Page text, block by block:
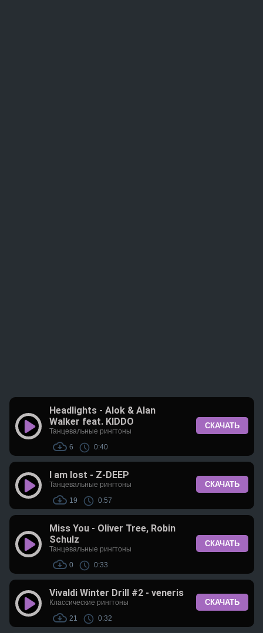
Headlights - Alok & Alan
Walker feat. KIDDO
Танцевальные рингтоны
6
0:40
СКАЧАТЬ
I am lost - Z-DEEP
Танцевальные рингтоны
19
0:57
СКАЧАТЬ
Miss You - Oliver Tree, Robin
Schulz
Танцевальные рингтоны
0
0:33
СКАЧАТЬ
Vivaldi Winter Drill #2 - veneris
Классические рингтоны
21
0:32
СКАЧАТЬ